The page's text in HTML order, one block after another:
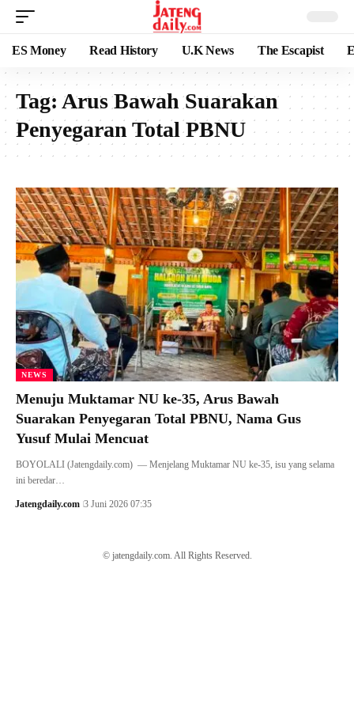
ES Money Read History U.K News The Escapist
Tag: Arus Bawah Suarakan
Penyegaran Total PBNU
NEWS
Menuju Muktamar NU ke-35, Arus Bawah
Suarakan Penyegaran Total PBNU, Nama Gus
Yusuf Mulai Mencuat
BOYOLALI (Jatengdaily.com) — Menjelang Muktamar NU ke-35, isu yang selama
ini beredar…
Jatengdaily.com 3 Juni 2026 07:35
© jatengdaily.com. All Rights Reserved.